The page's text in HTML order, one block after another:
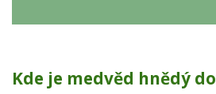
Kde je medvěd hnědý